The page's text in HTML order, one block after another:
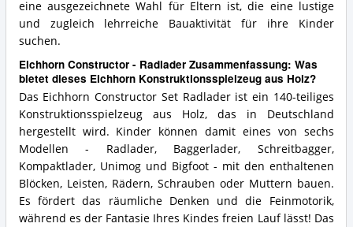
eine ausgezeichnete Wahl für Eltern ist, die eine lustige
und zugleich lehrreiche Bauaktivität für ihre Kinder
suchen.
Eichhorn Constructor - Radlader Zusammenfassung: Was
bietet dieses Eichhorn Konstruktionsspielzeug aus Holz?
Das Eichhorn Constructor Set Radlader ist ein 140-teiliges
Konstruktionsspielzeug aus Holz, das in Deutschland
hergestellt wird. Kinder können damit eines von sechs
Modellen - Radlader, Baggerlader, Schreitbagger,
Kompaktlader, Unimog und Bigfoot - mit den enthaltenen
Blöcken, Leisten, Rädern, Schrauben oder Muttern bauen.
Es fördert das räumliche Denken und die Feinmotorik,
während es der Fantasie Ihres Kindes freien Lauf lässt! Das